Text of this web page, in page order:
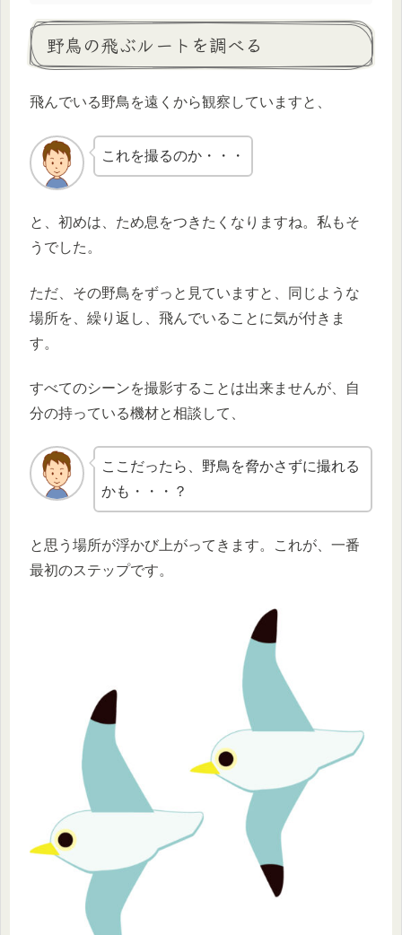
野鳥の飛ぶルートを調べる
飛んでいる野鳥を遠くから観察していますと、
これを撮るのか・・・
と、初めは、ため息をつきたくなりますね。私もそ
うでした。
ただ、その野鳥をずっと見ていますと、同じような
場所を、繰り返し、飛んでいることに気が付きま
す。
すべてのシーンを撮影することは出来ませんが、自
分の持っている機材と相談して、
ここだったら、野鳥を脅かさずに撮れる
かも・・・？
と思う場所が浮かび上がってきます。これが、一番
最初のステップです。